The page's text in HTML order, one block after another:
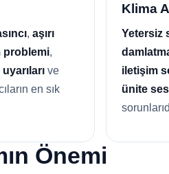
, aşırı
problemi,
ve
en sık
Klima
Yetersiz
iletişim
ünite ses
Önemi